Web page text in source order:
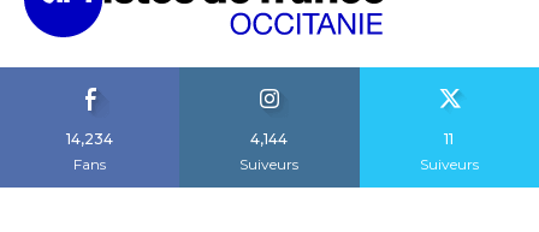
14,234
Fans
4,144
Suiveurs
11
Suiveurs